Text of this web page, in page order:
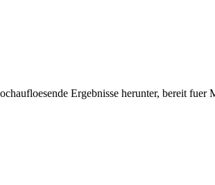
Ergebnisse herunter, bereit